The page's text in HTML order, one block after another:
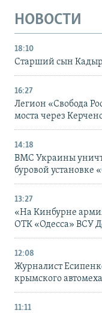
НОВОСТИ
18:10
Старший сын
16:27
Легион «Свобода
моста через
14:18
ВМС Украины
буровой
13:27
«На Кинбурне
ОТК «Одесса» ВСУ
12:08
Журналист
крымского
11:11